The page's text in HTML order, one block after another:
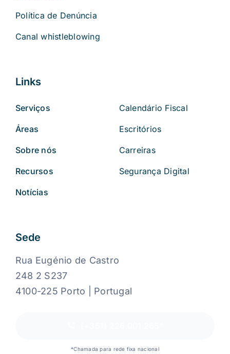
Política de Denúncia
Canal whistleblowing
Links
Serviços
Áreas
Sobre nós
Recursos
Notícias
Calendário Fiscal
Escritórios
Carreiras
Segurança Digital
Sede
Rua Eugénio de Castro
248 2 S237
4100-225 Porto | Portugal
*Chamada para rede fixa nacional